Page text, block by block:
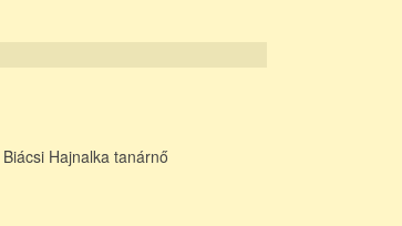
Hajnalka tanárnő